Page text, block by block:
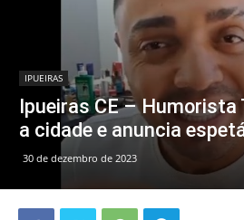
IPUEIRAS
Ipueiras CE –
a cidade e anuncia
30 de dezembro de 2023